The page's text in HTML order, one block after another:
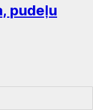
pudeļu